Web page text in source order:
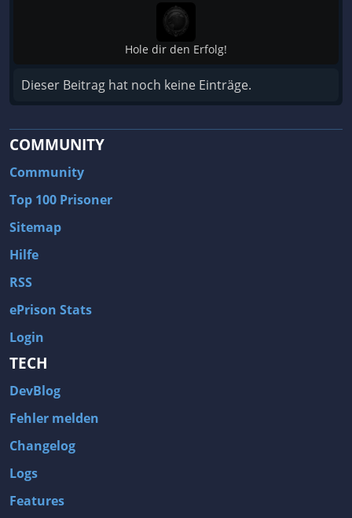
Hole dir den Erfolg!
Dieser Beitrag hat noch keine Einträge.
COMMUNITY
Community
Top 100 Prisoner
Sitemap
Hilfe
RSS
ePrison Stats
Login
TECH
DevBlog
Fehler melden
Changelog
Logs
Features